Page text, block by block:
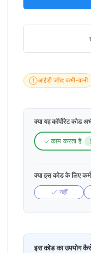
आईडी जाँच: कभी-कभी
क्या यह कॉर्पोरेट कोड
काम करता है
क्या इस कोड के लिए
नहीं
इस कोड का उपयोग